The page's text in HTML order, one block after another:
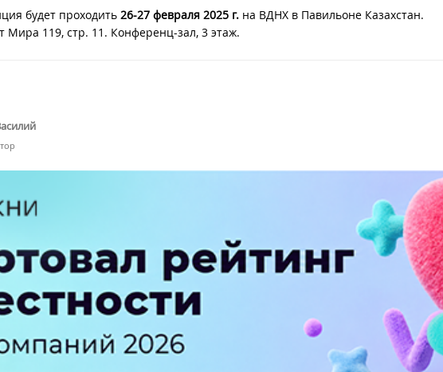
будет проходить26-27 февраля 2025 г. на ВДНХ в Павильоне Казахстан.
Мира 119, стр. 11. Конференц-зал, 3 этаж.
ПЕРЕЙТИ НА ПОЛНУЮ ВЕРСИЮ
© SEOnews.ru Все права защищены. 2026